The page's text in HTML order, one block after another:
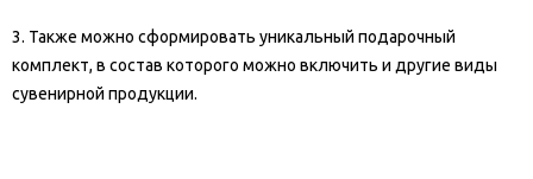
3. Также можно сформировать уникальный подарочный
комплект, в состав которого можно включить и другие виды
сувенирной продукции.